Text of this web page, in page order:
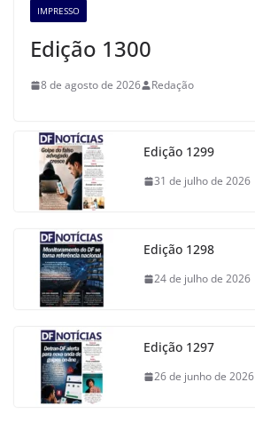
IMPRESSO
Edição 1300
8 de agosto de 2026 Redação
Edição 1299
31 de julho de 2026
Edição 1298
24 de julho de 2026
Edição 1297
26 de junho de 2026